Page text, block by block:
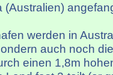
(Australien)
werden in
auch noch
einen 1,8m